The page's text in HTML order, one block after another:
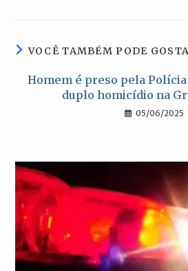
nova nova
VOCÊ TAMBÉM PODE
Homem é preso pela
duplo homicídio na
05/06/2025